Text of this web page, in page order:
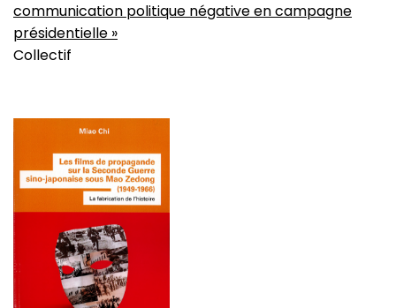
communication politique négative en campagne
présidentielle »
Collectif